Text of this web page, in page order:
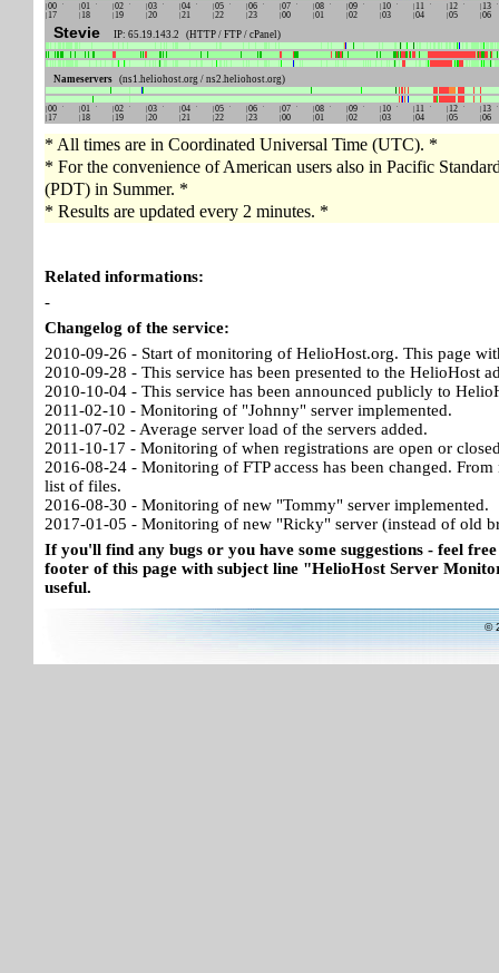
Stevie IP: 65.19.143.2 (HTTP / FTP / cPanel)
Nameservers (ns1.heliohost.org / ns2.heliohost.org)
00 01 02 03 04 05 06 07 08 09 10 11 12
13
17
18 19 20 21 22 23 00 01 02 03 04 05 06
00 01 02 03 04 05 06 07 08 09 10 11 12
13
17
18 19 20 21 22 23 00 01 02 03 04 05 06
* All times are in Coordinated Universal Time (UTC). *
* For the convenience of American users also in Pacific
(PDT) in Summer. *
* Results are updated every 2 minutes. *
Related informations:
-
Changelog of the service:
2010-09-26 - Start of monitoring of HelioHost.org. This page
2010-09-28 - This service has been presented to the HelioHost
2010-10-04 - This service has been announced publicly to
2011-02-10 - Monitoring of "Johnny" server implemented.
2011-07-02 - Average server load of the servers added.
2011-10-17 - Monitoring of when registrations are open or
2016-08-24 - Monitoring of FTP access has been changed.
list of files.
2016-08-30 - Monitoring of new "Tommy" server implemented.
2017-01-05 - Monitoring of new "Ricky" server (instead of old
If you'll find any bugs or you have some suggestions - feel
footer of this page with subject line "HelioHost Server
useful.
©